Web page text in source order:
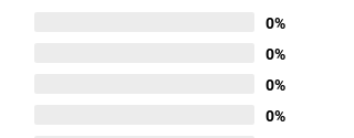
0%
0%
0%
0%